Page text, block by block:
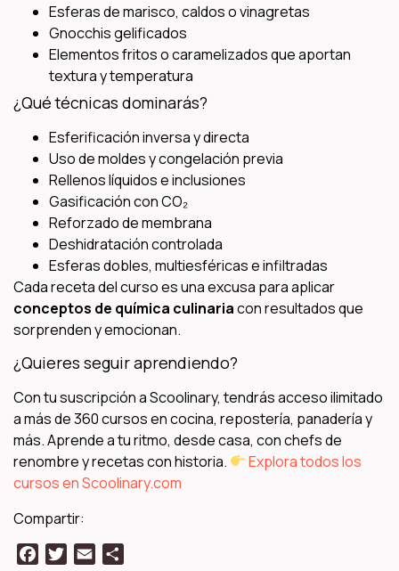
Esferas de marisco, caldos o vinagretas
Gnocchis gelificados
Elementos fritos o caramelizados que aportan
textura y temperatura
¿Qué técnicas dominarás?
Esferificación inversa y directa
Uso de moldes y congelación previa
Rellenos líquidos e inclusiones
Gasificación con CO₂
Reforzado de membrana
Deshidratación controlada
Esferas dobles, multiesféricas e infiltradas
Cada receta del curso es una excusa para aplicar
conceptos de química culinariacon resultados que
sorprenden y emocionan.
¿Quieres seguir aprendiendo?
Con tu suscripción a Scoolinary, tendrás acceso ilimitado
a más de 360 cursos en cocina, repostería, panadería y
más. Aprende a tu ritmo, desde casa, con chefs de
renombre y recetas con historia.
Explora todos los
cursos en Scoolinary.com
Compartir:
FacebookTwitter
Email